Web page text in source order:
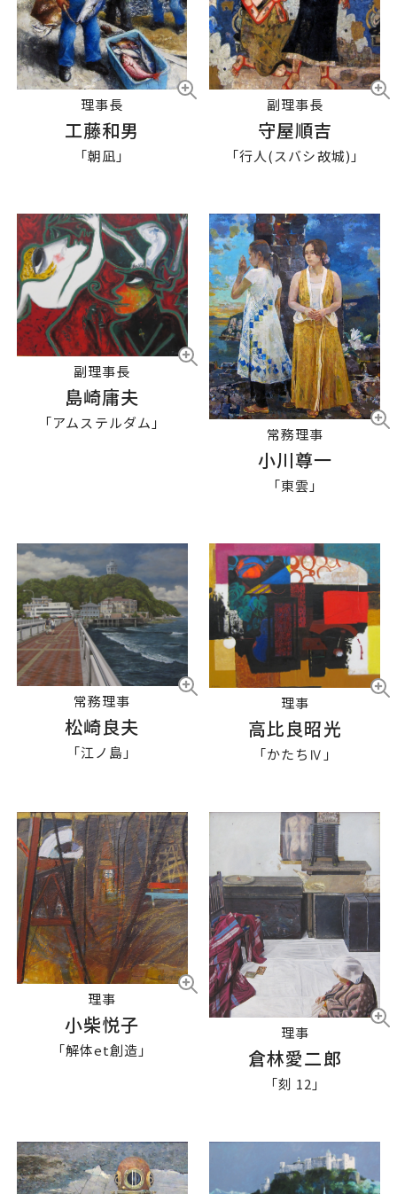
理事長
工藤和男
「朝凪」
副理事長
守屋順吉
「行人(スバシ故城)」
副理事長
島崎庸夫
「アムステルダム」
常務理事
小川尊一
「東雲」
常務理事
松崎良夫
「江ノ島」
理事
高比良昭光
「かたちⅣ」
理事
小柴悦子
「解体et創造」
理事
倉林愛二郎
「刻 12」